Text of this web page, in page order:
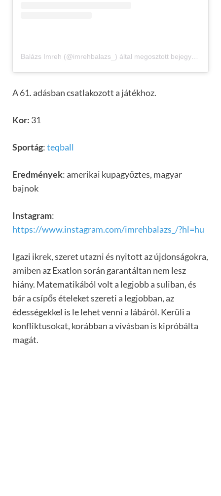
A 61. adásban csatlakozott a játékhoz.
Kor: 31
Sportág:teqball
Eredmények: amerikai kupagyőztes, magyar
bajnok
Instagram:
https://www.instagram.com/imrehbalazs_/?hl=hu
Igazi ikrek, szeret utazni és nyitott az újdonságokra,
amiben az Exatlon során garantáltan nem lesz
hiány. Matematikából volt a legjobb a suliban, és
bár a csípős ételeket szereti a legjobban, az
édességekkel is le lehet venni a lábáról. Kerüli a
konfliktusokat, korábban a vívásban is kipróbálta
magát.